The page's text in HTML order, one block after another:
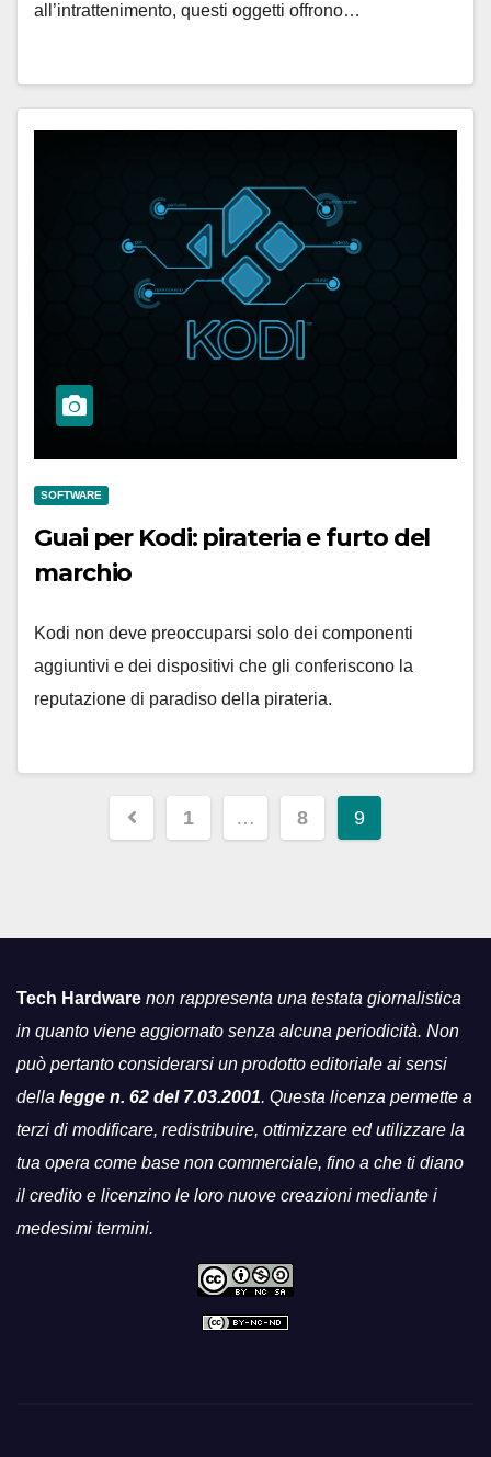
all’intrattenimento, questi oggetti offrono…
SOFTWARE
Guai per Kodi: pirateria e furto del
marchio
Kodi non deve preoccuparsi solo dei componenti
aggiuntivi e dei dispositivi che gli conferiscono la
reputazione di paradiso della pirateria.
Navigazione
1 … 8 9
Tech Hardware non rappresenta una testata giornalistica
in quanto viene aggiornato senza alcuna periodicità. Non
può pertanto considerarsi un prodotto editoriale ai sensi
della legge n. 62 del 7.03.2001. Questa licenza permette a
terzi di modificare, redistribuire, ottimizzare ed utilizzare la
tua opera come base non commerciale, fino a che ti diano
il credito e licenzino le loro nuove creazioni mediante i
medesimi termini.